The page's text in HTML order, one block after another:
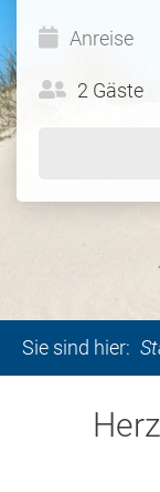
Sie sind hier: